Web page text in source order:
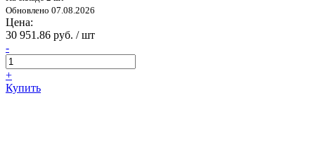
Обновлено 07.08.2026
Цена:
30 951.86 руб. / шт
-
+
Купить